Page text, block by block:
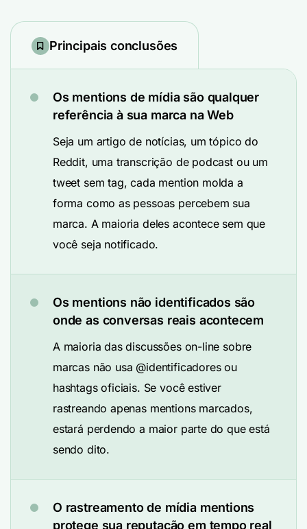
Principais conclusões
Os mentions de mídia são qualquer
referência à sua marca na Web
Seja um artigo de notícias, um tópico do
Reddit, uma transcrição de podcast ou um
tweet sem tag, cada mention molda a
forma como as pessoas percebem sua
marca. A maioria deles acontece sem que
você seja notificado.
Os mentions não identificados são
onde as conversas reais acontecem
A maioria das discussões on-line sobre
marcas não usa @identificadores ou
hashtags oficiais. Se você estiver
rastreando apenas mentions marcados,
estará perdendo a maior parte do que está
sendo dito.
O rastreamento de mídia mentions
protege sua reputação em tempo real